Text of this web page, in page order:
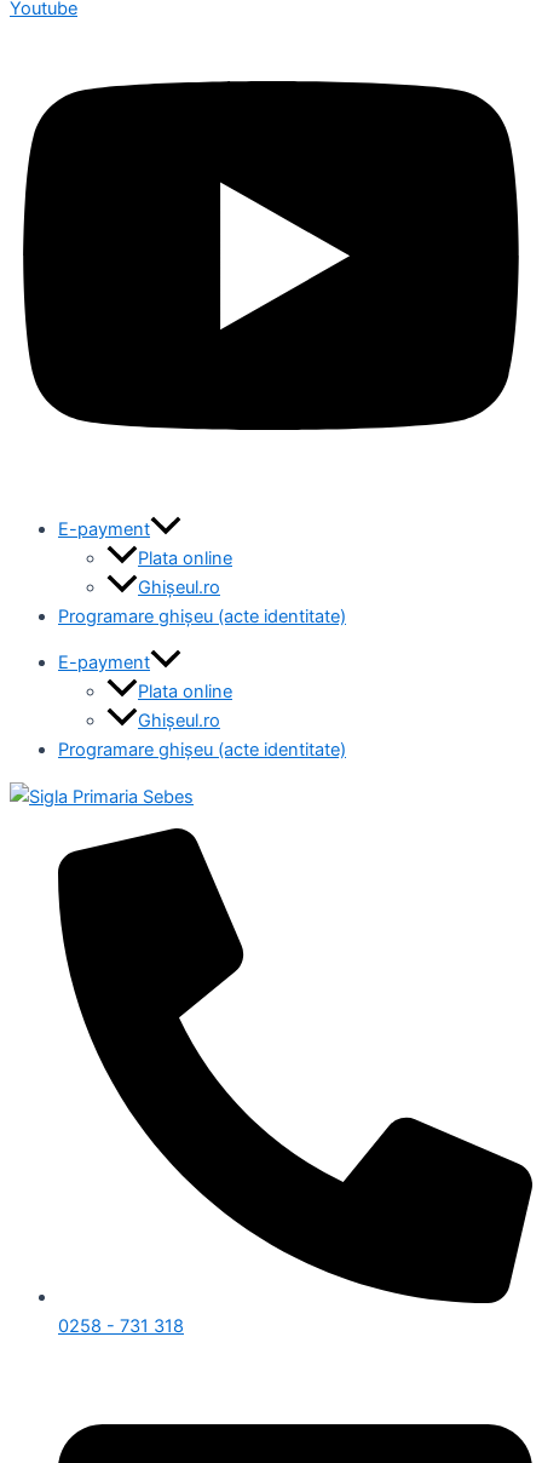
Youtube
E-payment
Plata online
Ghișeul.ro
Programare ghișeu (acte identitate)
E-payment
Plata online
Ghișeul.ro
Programare ghișeu (acte identitate)
0258 - 731 318